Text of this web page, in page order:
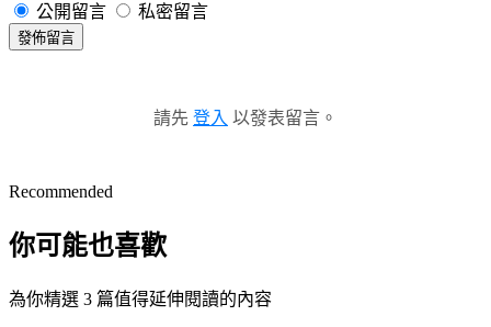
公開留言 私密留言
發佈留言
請先 登入 以發表留言。
Recommended
你可能也喜歡
為你精選 3 篇值得延伸閱讀的內容